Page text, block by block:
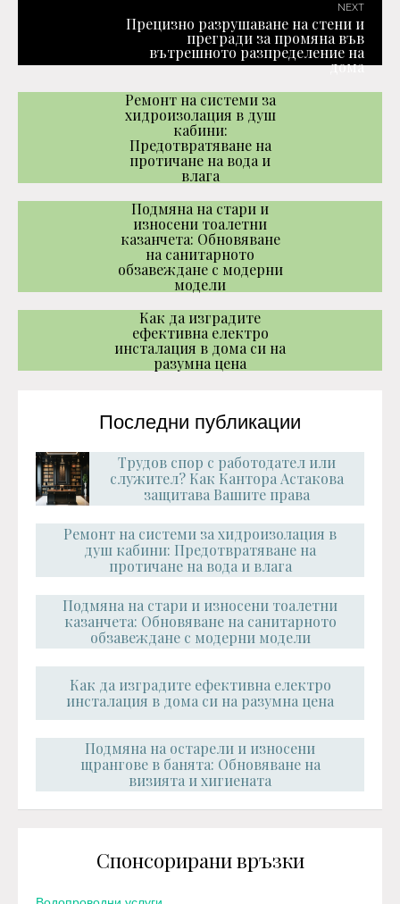
NEXT
Прецизно разрушаване на стени и
прегради за промяна във
вътрешното разпределение на
дома
Ремонт на системи за
хидроизолация в душ
кабини:
Предотвратяване на
протичане на вода и
влага
Подмяна на стари и
износени тоалетни
казанчета: Обновяване
на санитарното
обзавеждане с модерни
модели
Как да изградите
ефективна електро
инсталация в дома си на
разумна цена
Последни публикации
Трудов спор с работодател или
служител? Как Кантора Астакова
защитава Вашите права
Ремонт на системи за хидроизолация в
душ кабини: Предотвратяване на
протичане на вода и влага
Подмяна на стари и износени тоалетни
казанчета: Обновяване на санитарното
обзавеждане с модерни модели
Как да изградите ефективна електро
инсталация в дома си на разумна цена
Подмяна на остарели и износени
щрангове в банята: Обновяване на
визията и хигиената
Спонсорирани връзки